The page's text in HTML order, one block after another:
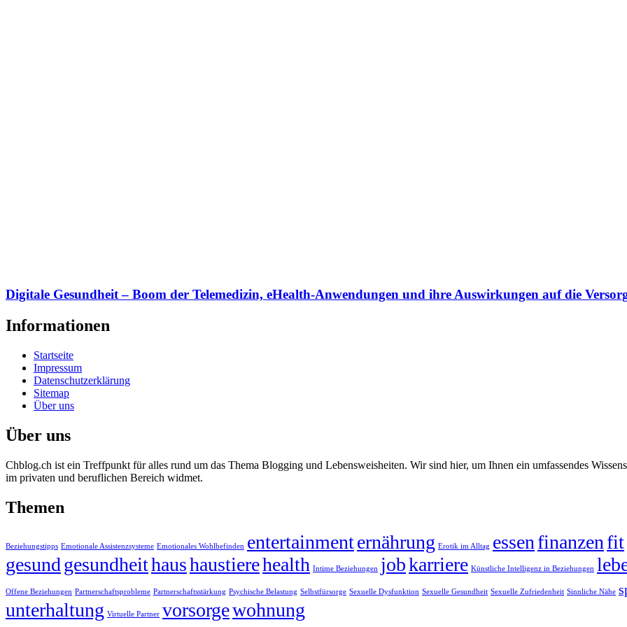
Digitale Gesundheit – Boom der Telemedizin, eHealth-Anwendungen und ihre Auswirkungen auf die
Informationen
Startseite
Impressum
Datenschutzerklärung
Sitemap
Über uns
Über uns
Chblog.ch ist ein Treffpunkt für alles rund um das Thema Blogging und Lebensweisheiten. Wir sind hier, um Ihnen ein umfassendes
im privaten und beruflichen Bereich widmet.
Themen
Beziehungstipps Emotionale Assistenzsysteme Emotionales Wohlbefinden entertainmenternährung Erotik im Alltag essen finanzen fit
gesund gesundheithaushaustierehealth Intime Beziehungen jobkarriere Künstliche Intelligenz in Beziehungen
Offene Beziehungen Partnerschaftsprobleme Partnerschaftsstärkung Psychische Belastung Selbstfürsorge Sexuelle Dysfunktion Sexuelle Gesundheit Sexuelle Zufriedenheit Sinnliche Nähe
unterhaltung Virtuelle Partner vorsorgewohnung